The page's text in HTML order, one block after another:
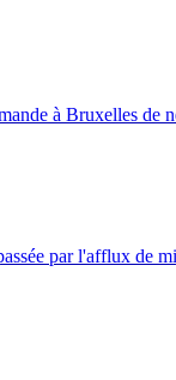
à Bruxelles de
par l'afflux de